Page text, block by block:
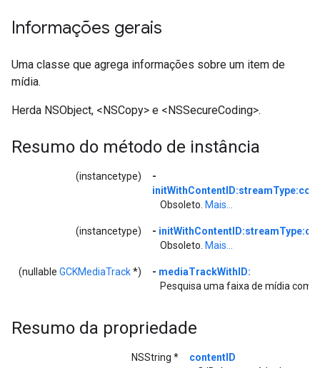
Informações gerais
Uma classe que agrega informações sobre um item de
mídia.
Herda NSObject, <NSCopy> e <NSSecureCoding>.
Resumo do método de instância
(instancetype)
-
Obsoleto. Mais...
(instancetype) -
Obsoleto. Mais...
(nullable GCKMediaTrack*) - mediaTrackWithID:
Pesquisa uma faixa de mídia com
Resumo da propriedade
NSString *
contentID